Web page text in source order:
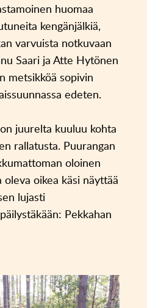
huomaa
kengänjälkiä,
varvuista notkuvaan
Saari ja Atte Hytönen
metsikköä sopivin
edeten.
juurelta kuuluu kohta
rallatusta. Puurangan
oloinen
oleva oikea käsi näyttää
lujasti
Pekkahan